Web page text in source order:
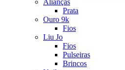
Prata
Ouro 9k
Fios
Liu Jo
Fios
Pulseiras
Brincos